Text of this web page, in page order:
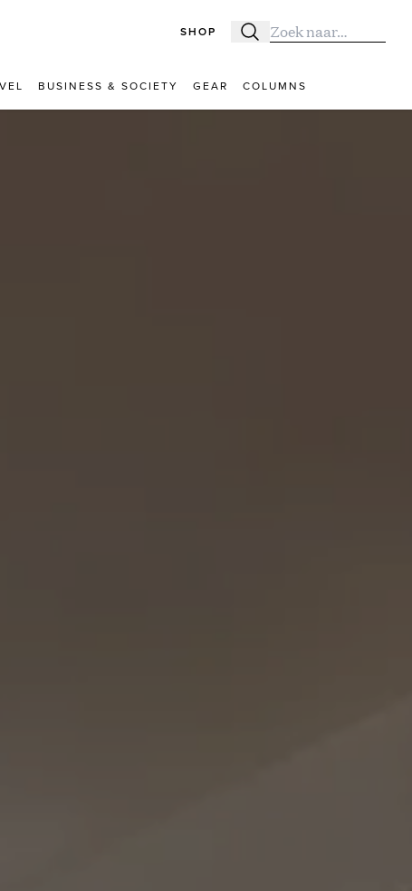
SHOP Zoeken
Zoek naar:
BUSINESS & SOCIETY GEAR COLUMNS